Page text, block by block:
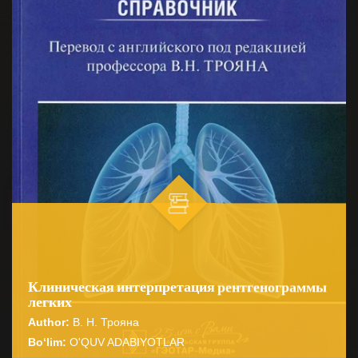
Клиническая интерпретация рентгенограммы
легких
Author: В. Н. Трояна
Bo‘lim: O'QUV ADABIYOTLAR